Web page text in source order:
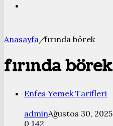
yap
Anasayfa/fırında börek
fırında börek
Enfes Yemek Tarifleri
adminAğustos 30, 2025
0 142